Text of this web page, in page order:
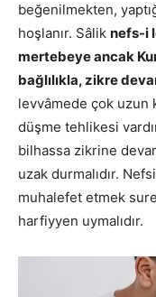
beğenilmekten,
hoşlanır. Sâlik nefs-i
mertebeye ancak
bağlılıkla, zikre
levvâmede çok uzun
düşme tehlikesi
bilhassa zikrine
uzak durmalıdır.
muhalefet etmek
harfiyyen uymalıdır.